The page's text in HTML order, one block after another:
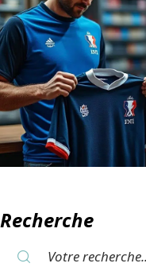
Recherche